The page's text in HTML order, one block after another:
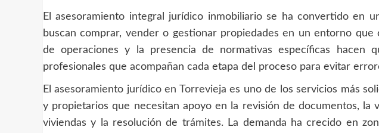
El asesoramiento integral jurídico inmobiliario se ha convertido en
buscan comprar, vender o gestionar propiedades en un entorno que
de operaciones y la presencia de normativas específicas hacen
profesionales que acompañan cada etapa del proceso para evitar
Elasesoramiento jurídico en Torrevieja es uno de los servicios más
y propietarios que necesitan apoyo en la revisión de documentos, la
viviendas y la resolución de trámites. La demanda ha crecido en